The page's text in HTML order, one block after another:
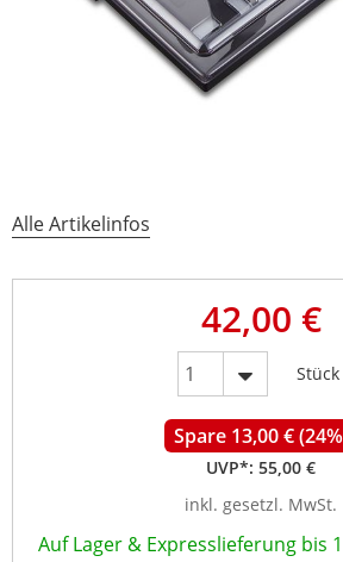
Alle Artikelinfos
42,00 €
Stück
Spare 13,00 €
UVP*: 55,00 €
inkl. gesetzl. MwSt.
Auf Lager & Expresslieferung bis